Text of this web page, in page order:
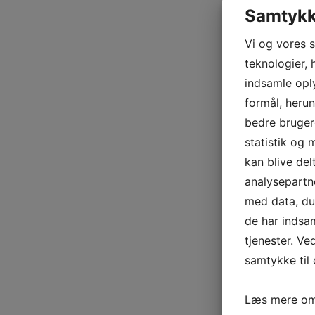
Vi og vores
teknologier,
indsamle
formål,
bedre
statistik og
kan blive
med data,
de har
tjenester.
samtykke til
Læs mere